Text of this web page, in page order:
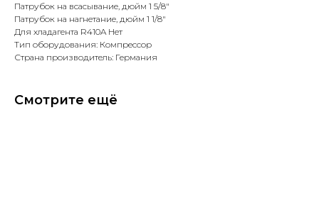
Патрубок на всасывание, дюйм 1 5/8"
Патрубок на нагнетание, дюйм 1 1/8"
Для хладагента R410A Нет
Тип оборудования: Компрессор
Страна производитель: Германия
Смотрите ещё